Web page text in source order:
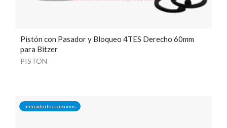
Pistón con Pasador y Bloqueo 4TES Derecho 60mm
para Bitzer
PISTON
mercado de accesorios